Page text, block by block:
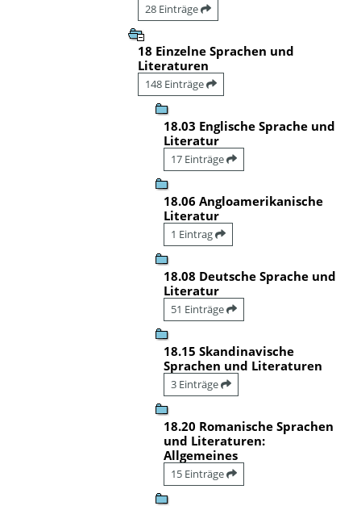
28 Einträge
18 Einzelne Sprachen und
Literaturen
148 Einträge
18.03 Englische Sprache und
Literatur
17 Einträge
18.06 Angloamerikanische
Literatur
1 Eintrag
18.08 Deutsche Sprache und
Literatur
51 Einträge
18.15 Skandinavische
Sprachen und Literaturen
3 Einträge
18.20 Romanische Sprachen
und Literaturen:
Allgemeines
15 Einträge